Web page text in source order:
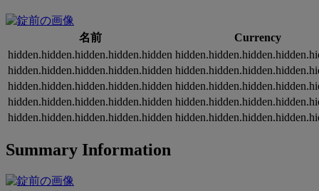
名前
Currency
hidden.hidden.hidden.hidden.hidden
hidden.hidden.hidden.hidden.hidden
hidden.hidden.hidden.hidden.hidden
hidden.hidden.hidden.hidden.hidden
hidden.hidden.hidden.hidden.hidden
Summary Information